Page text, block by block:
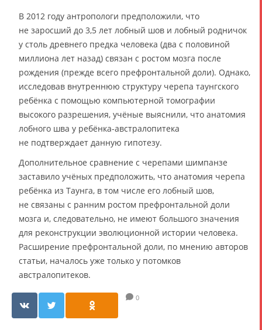
В 2012 году антропологи предположили, что
не заросший до 3,5 лет лобный шов и лобный родничок
у столь древнего предка человека (два с половиной
миллиона лет назад) связан с ростом мозга после
рождения (прежде всего префронтальной доли). Однако,
исследовав внутреннюю структуру черепа таунгского
ребёнка с помощью компьютерной томографии
высокого разрешения, учёные выяснили, что анатомия
лобного шва у ребёнка-австралопитека
не подтверждает данную гипотезу.
Дополнительное сравнение с черепами шимпанзе
заставило учёных предположить, что анатомия черепа
ребёнка из Таунга, в том числе его лобный шов,
не связаны с ранним ростом префронтальной доли
мозга и, следовательно, не имеют большого значения
для реконструкции эволюционной истории человека.
Расширение префронтальной доли, по мнению авторов
статьи, началось уже только у потомков
австралопитеков.
0